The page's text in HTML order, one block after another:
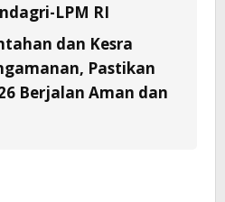
LPM RI
dan Kesra
Pastikan
Berjalan Aman dan